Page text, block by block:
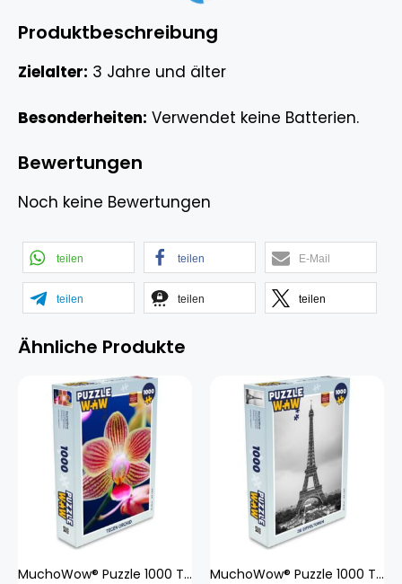
Produktbeschreibung
Zielalter: 3 Jahre und älter
Besonderheiten: Verwendet keine Batterien.
Bewertungen
Noch keine Bewertungen
teilen teilen E-Mail
teilen teilen teilen
Ähnliche Produkte
MuchoWow® Puzzle 1000 Teile Von Orchidee - Spielzeug - Alt und Jung - Spiele - Puzzeln MuchoWow® Puzzle 1000 Teile Der Eiffelturm - Spielzeug - Alt und Jung - Spiele - Puzzeln